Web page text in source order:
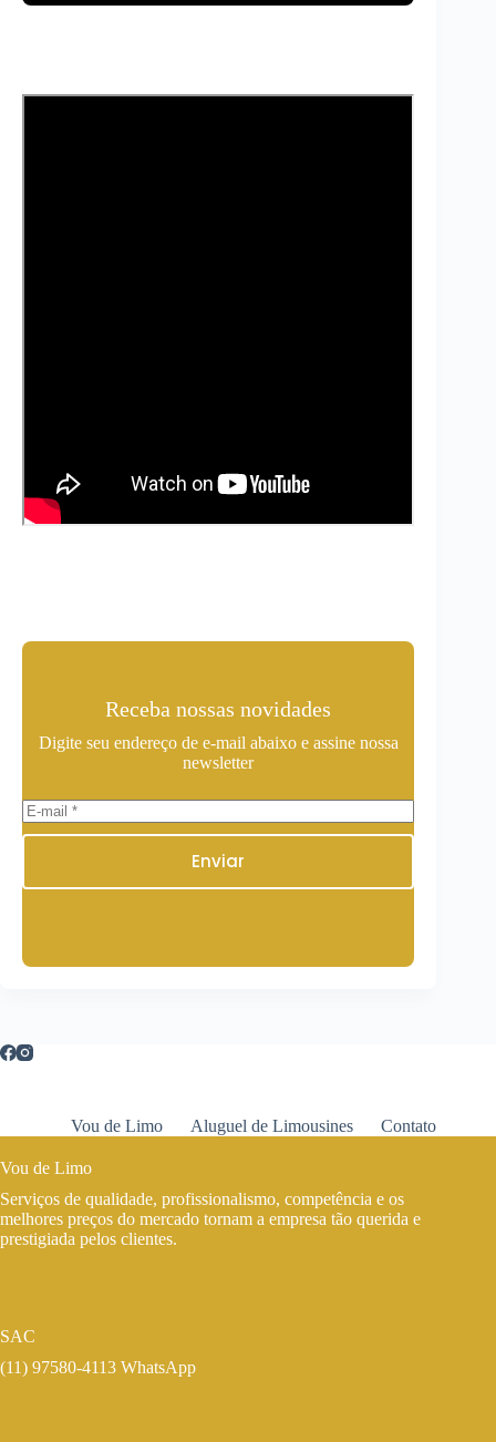
Receba nossas novidades
Digite seu endereço de e-mail abaixo e assine nossa
newsletter
Enviar
Vou de Limo Aluguel de Limousines Contato
Vou de Limo
Serviços de qualidade, profissionalismo, competência e os
melhores preços do mercado tornam a empresa tão querida e
prestigiada pelos clientes.
SAC
(11) 97580-4113 WhatsApp